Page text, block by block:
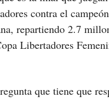
contra el
repartiendo 2.7
Libertadores
que tiene que